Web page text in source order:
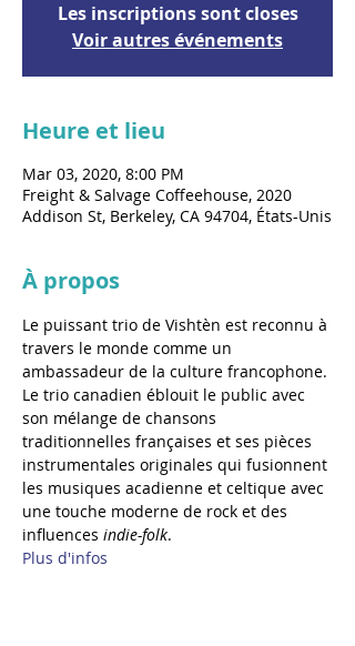
Les inscriptions sont closes
Voir autres événements
Heure et lieu
Mar 03, 2020, 8:00 PM
Freight & Salvage Coffeehouse, 2020
Addison St, Berkeley, CA 94704, États-Unis
À propos
Le puissant trio de Vishtèn est reconnu à
travers le monde comme un
ambassadeur de la culture francophone.
Le trio canadien éblouit le public avec
son mélange de chansons
traditionnelles françaises et ses pièces
instrumentales originales qui fusionnent
les musiques acadienne et celtique avec
une touche moderne de rock et des
influences indie-folk.
Plus d'infos